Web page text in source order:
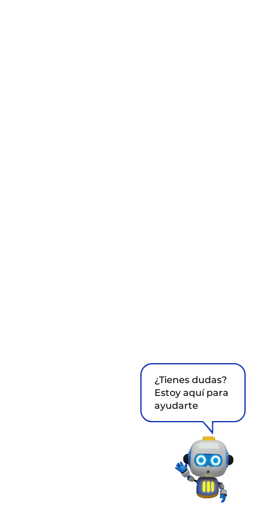
¿Tienes dudas?
Estoy aquí para
ayudarte